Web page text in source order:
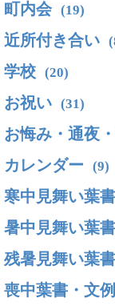
町内会 (19)
近所付き合い
学校 (20)
お祝い (31)
お悔み・通夜
カレンダー (9)
寒中見舞い葉
暑中見舞い葉
残暑見舞い葉
喪中葉書・文例